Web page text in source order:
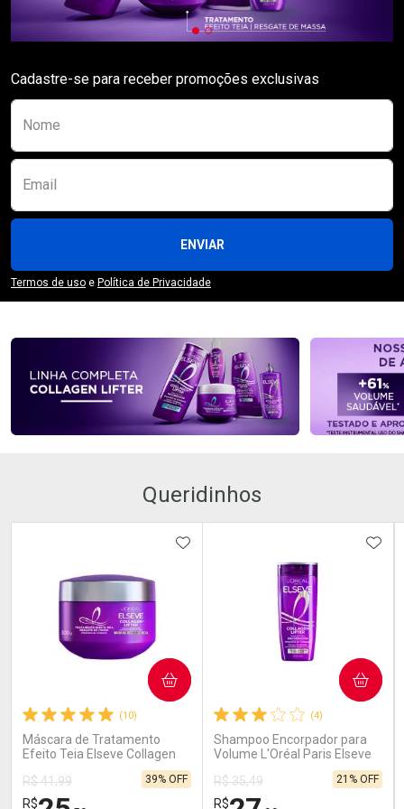
Cadastre-se para receber promoções exclusivas
Nome
Email
ENVIAR
Termos de uso e Política de Privacidade
Queridinhos
(10)
Máscara de Tratamento
Efeito Teia Elseve Collagen
R$ 41,99
R$
39% OFF
ADICIONAR AOS FAVORITOS
COMPRAR
(4)
Shampoo Encorpador para
Volume L'Oréal Paris Elseve
Collagen Lifter 400ml
R$ 35,49
R$
21% OFF
COMPRAR